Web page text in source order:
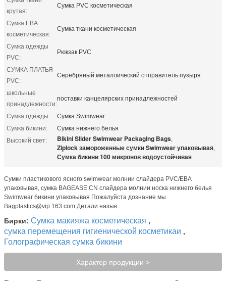
крутая:
Сумка PVC косметическая
Сумка ЕВА
косметическая:
Сумка ткани косметическая
Сумка одежды
PVC:
Рюкзак PVC
СУМКА ПЛАТЬЯ
PVC:
Серебряный металлический отправитель пузыря
школьные
принадлежности:
поставки канцелярских принадлежностей
Сумка одежды:
Сумка Swimwear
Сумка бикини:
Сумка нижнего белья
Высокий свет:
Bikini Slider Swimwear Packaging Bags,
Ziplock замороженные сумки Swimwear упаковывая,
Сумка бикини 100 микронов водоустойчивая
Сумки пластикового ясного swimwear молнии слайдера PVC/ЕВА
упаковывая, сумка BAGEASE.CN слайдера молнии носка нижнего белья
Swimwear бикини упаковывая Пожалуйста дознание мы
Bagplastics@vip.163.com Детали назыв...
Бирки: Сумка макияжа косметическая ,
сумка перемещения гигиенической косметикаи ,
Голографическая сумка бикини
Характер продукции >